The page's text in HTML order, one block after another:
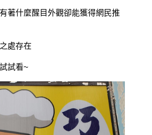
著什麼醒目外觀卻能獲得網民推
處存在
試看~